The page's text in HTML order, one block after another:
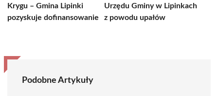
Krygu – Gmina Lipinki
pozyskuje dofinansowanie
Urzędu Gminy w Lipinkach
z powodu upałów
Podobne Artykuły